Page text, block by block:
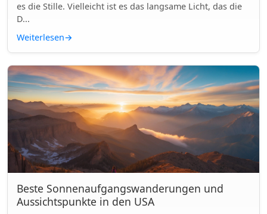
es die Stille. Vielleicht ist es das langsame Licht, das die
D...
Weiterlesen→
Beste Sonnenaufgangswanderungen und
Aussichtspunkte in den USA